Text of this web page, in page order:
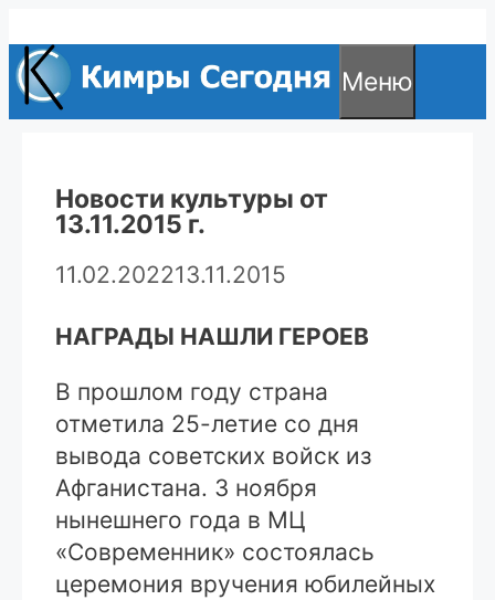
к
содержимому
Меню
Новости культуры от
13.11.2015 г.
11.02.202213.11.2015
НАГРАДЫ НАШЛИ ГЕРОЕВ
В прошлом году страна
отметила 25-летие со дня
вывода советских войск из
Афганистана. 3 ноября
нынешнего года в МЦ
«Современник» состоялась
церемония вручения юбилейных